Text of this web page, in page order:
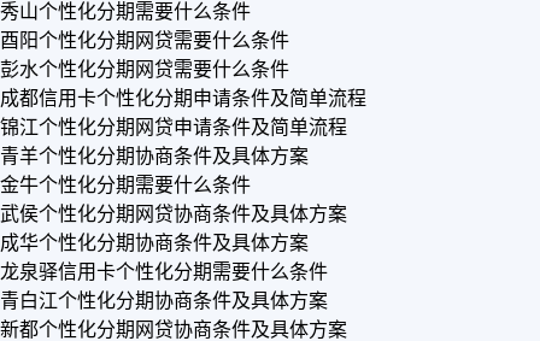
秀山个性化分期需要什么条件
酉阳个性化分期网贷需要什么条件
彭水个性化分期网贷需要什么条件
成都信用卡个性化分期申请条件及简单流程
锦江个性化分期网贷申请条件及简单流程
青羊个性化分期协商条件及具体方案
金牛个性化分期需要什么条件
武侯个性化分期网贷协商条件及具体方案
成华个性化分期协商条件及具体方案
龙泉驿信用卡个性化分期需要什么条件
青白江个性化分期协商条件及具体方案
新都个性化分期网贷协商条件及具体方案